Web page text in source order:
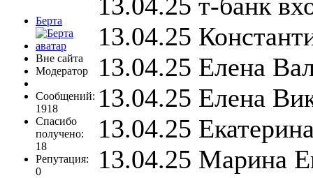
Берта
Вне сайта
Модератор
Сообщений:
1918
Спасибо
получено:
18
Репутация:
0
13.04.25
13.04.25 Елена
13.04.25 Елена
13.04.25
13.04.25 Марина